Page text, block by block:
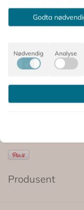
🚫 Leveres
🇩🇰 Designet
Produsent
Godta
Nødvendig Analyse